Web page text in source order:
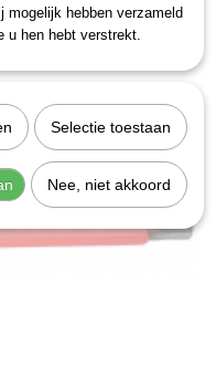
mogelijk hebben verzameld
u hen hebt verstrekt.
Selectie toestaan
Nee, niet akkoord